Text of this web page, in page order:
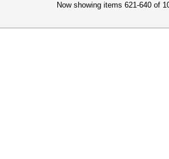
Now showing items 621-640 of